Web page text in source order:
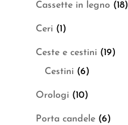
Cassette in legno (18)
Ceri (1)
Ceste e cestini (19)
Cestini (6)
Orologi (10)
Porta candele (6)